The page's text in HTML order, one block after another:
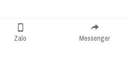
Zalo Messenger